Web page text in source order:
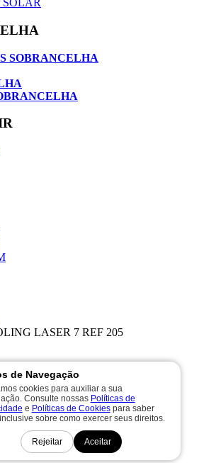
SOLAR
SOBRANCELHA
LASER 7 REF 205
LASER 7 REF
de Navegação
cookies para auxiliar a sua
Consulte nossas Políticas de
e Políticas de Cookiespara saber
sobre como exercer seus direitos.
Rejeitar Aceitar